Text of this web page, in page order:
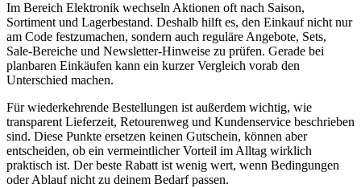
Im Bereich Elektronik wechseln Aktionen oft nach Saison,
Sortiment und Lagerbestand. Deshalb hilft es, den Einkauf nicht nur
am Code festzumachen, sondern auch reguläre Angebote, Sets,
Sale-Bereiche und Newsletter-Hinweise zu prüfen. Gerade bei
planbaren Einkäufen kann ein kurzer Vergleich vorab den
Unterschied machen.
Für wiederkehrende Bestellungen ist außerdem wichtig, wie
transparent Lieferzeit, Retourenweg und Kundenservice beschrieben
sind. Diese Punkte ersetzen keinen Gutschein, können aber
entscheiden, ob ein vermeintlicher Vorteil im Alltag wirklich
praktisch ist. Der beste Rabatt ist wenig wert, wenn Bedingungen
oder Ablauf nicht zu deinem Bedarf passen.